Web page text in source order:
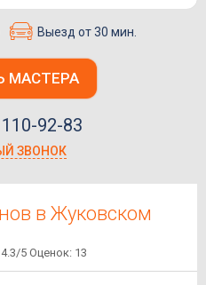
Выезд от 30 мин.
МАСТЕРА
92-83
ЗВОНОК
в Жуковском
4.3/5 Оценок: 13